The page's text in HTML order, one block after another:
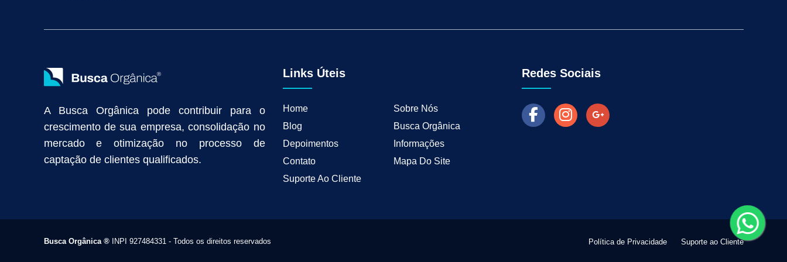
Anunciar na Internet
Captar Clientes Criação de Site para Indústria Marketing de Busca Industrial Marketing Industrial B2B Marketing para Empresas
Como Fazer Industria Vender Mais
A Busca Orgânica pode contribuir para o
crescimento de sua empresa, consolidação no
mercado e otimização no processo de
captação de clientes qualificados.
Links Úteis
Home
Sobre Nós
Blog
Busca Orgânica
Depoimentos
Informações
Contato
Mapa Do Site
Suporte Ao Cliente
Redes Sociais
Busca Orgânica ®INPI 927484331 - Todos os direitos reservados Política de Privacidade Suporte ao Cliente